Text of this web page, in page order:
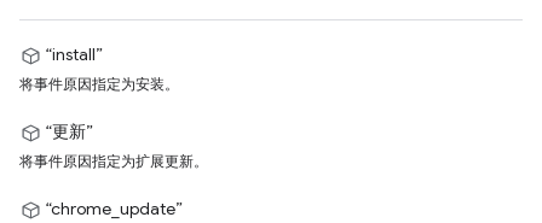
“install”
将事件原因指定为安装。
“更新”
将事件原因指定为扩展更新。
“chrome_update”